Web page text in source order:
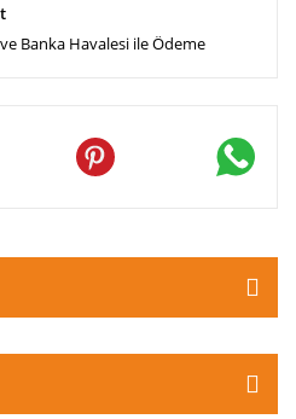
Banka Havalesi ile Ödeme